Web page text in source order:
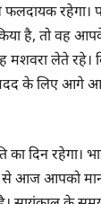
रहेगा।
किया है, तो वह
लेते रहे।
के लिए आगे
का दिन
आज आपको मान